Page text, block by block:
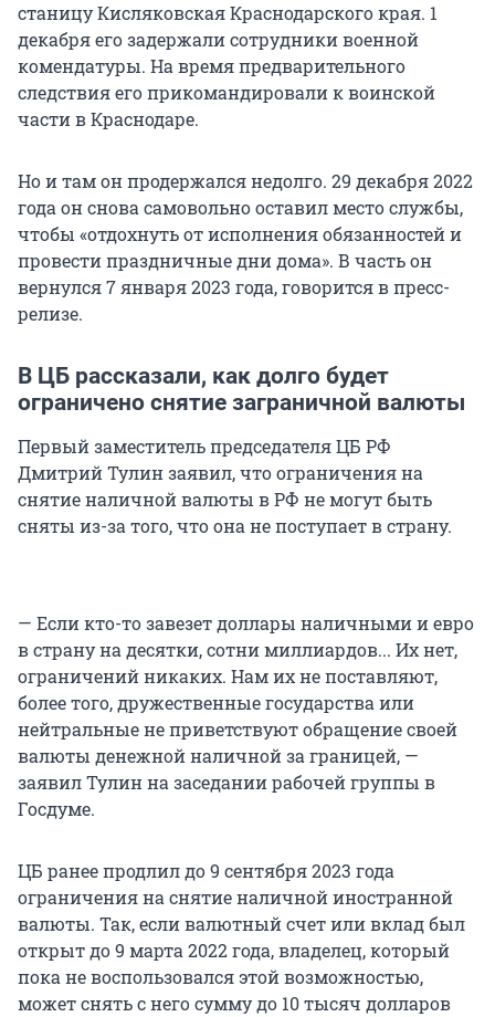
станицу Кисляковская Краснодарского края. 1
декабря его задержали сотрудники военной
комендатуры. На время предварительного
следствия его прикомандировали к воинской
части в Краснодаре.
Но и там он продержался недолго. 29 декабря 2022
года он снова самовольно оставил место службы,
чтобы «отдохнуть от исполнения обязанностей и
провести праздничные дни дома». В часть он
вернулся 7 января 2023 года, говорится в пресс-
релизе.
В ЦБ рассказали, как долго будет
ограничено снятие заграничной валюты
Первый заместитель председателя ЦБ РФ
Дмитрий Тулин заявил, что ограничения на
снятие наличной валюты в РФ не могут быть
сняты из-за того, что она не поступает в страну.
— Если кто-то завезет доллары наличными и евро
в страну на десятки, сотни миллиардов... Их нет,
ограничений никаких. Нам их не поставляют,
более того, дружественные государства или
нейтральные не приветствуют обращение своей
валюты денежной наличной за границей, —
заявил Тулин на заседании рабочей группы в
Госдуме.
ЦБ ранее продлил до 9 сентября 2023 года
ограничения на снятие наличной иностранной
валюты. Так, если валютный счет или вклад был
открыт до 9 марта 2022 года, владелец, который
пока не воспользовался этой возможностью,
может снять с него сумму до 10 тысяч долларов